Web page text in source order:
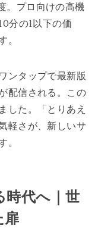
。プロ向けの高機
分の1以下の価
。
ンタップで最新版
配信される。この
した。「とりあえ
軽さが、新しいサ
。
時代へ｜世
扉